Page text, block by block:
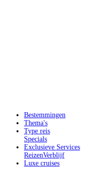
Bestemmingen
Thema's
Type reis
Specials
Exclusieve Services
ReizenVerblijf
Luxe cruises